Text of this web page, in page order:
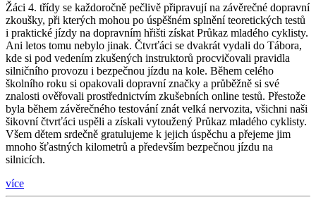
Žáci 4. třídy se každoročně pečlivě připravují na závěrečné dopravní
zkoušky, při kterých mohou po úspěšném splnění teoretických testů
i praktické jízdy na dopravním hřišti získat Průkaz mladého cyklisty.
Ani letos tomu nebylo jinak. Čtvrťáci se dvakrát vydali do Tábora,
kde si pod vedením zkušených instruktorů procvičovali pravidla
silničního provozu i bezpečnou jízdu na kole. Během celého
školního roku si opakovali dopravní značky a průběžně si své
znalosti ověřovali prostřednictvím zkušebních online testů. Přestože
byla během závěrečného testování znát velká nervozita, všichni naši
šikovní čtvrťáci uspěli a získali vytoužený Průkaz mladého cyklisty.
Všem dětem srdečně gratulujeme k jejich úspěchu a přejeme jim
mnoho šťastných kilometrů a především bezpečnou jízdu na
silnicích.
více